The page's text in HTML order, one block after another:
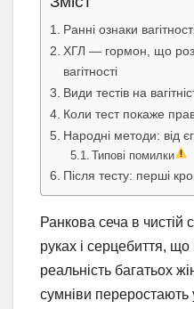
Ранні ознаки
ХГЛ — гормон, що
вагітності
Види тестів на
Коли тест покаже
Народні методи: від
Типові помилки
Після тесту: перші
Ранкова сеча в чистій
руках і серцебиття,
реальність багатьох
сумніви переростають